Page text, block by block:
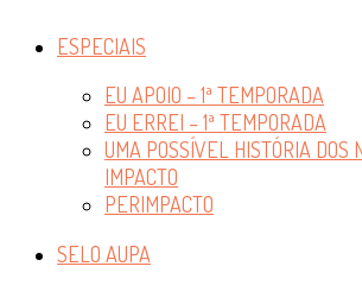
ESPECIAIS
EU APOIO – 1ª TEMPORADA
EU ERREI – 1ª TEMPORADA
UMA POSSÍVEL HISTÓRIA DOS
IMPACTO
PERIMPACTO
SELO AUPA